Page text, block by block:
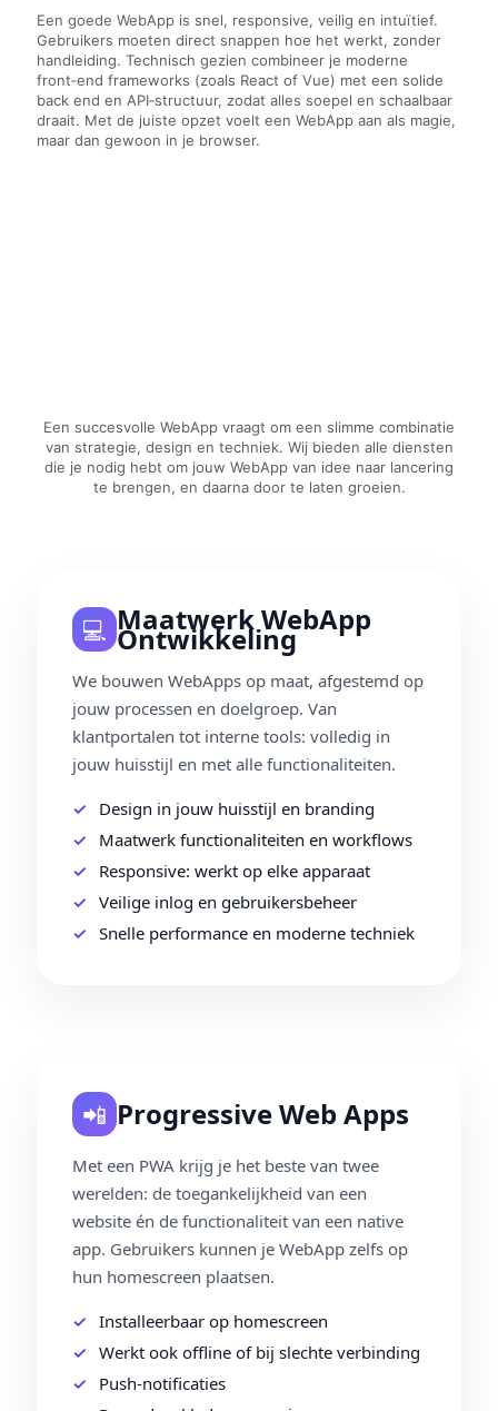
Een goede WebApp is snel, responsive, veilig en intuïtief.
Gebruikers moeten direct snappen hoe het werkt, zonder
handleiding. Technisch gezien combineer je moderne
front‑end frameworks (zoals React of Vue) met een solide
back end en API‑structuur, zodat alles soepel en schaalbaar
draait. Met de juiste opzet voelt een WebApp aan als magie,
maar dan gewoon in je browser.
Een succesvolle WebApp vraagt om een slimme combinatie
van strategie, design en techniek. Wij bieden alle diensten
die je nodig hebt om jouw WebApp van idee naar lancering
te brengen, en daarna door te laten groeien.
💻 Maatwerk WebApp
Ontwikkeling
We bouwen WebApps op maat, afgestemd op
jouw processen en doelgroep. Van
klantportalen tot interne tools: volledig in
jouw huisstijl en met alle functionaliteiten.
Design in jouw huisstijl en branding
Maatwerk functionaliteiten en workflows
Responsive: werkt op elke apparaat
Veilige inlog en gebruikersbeheer
Snelle performance en moderne techniek
📲 Progressive Web Apps
Met een PWA krijg je het beste van twee
werelden: de toegankelijkheid van een
website én de functionaliteit van een native
app. Gebruikers kunnen je WebApp zelfs op
hun homescreen plaatsen.
Installeerbaar op homescreen
Werkt ook offline of bij slechte verbinding
Push‑notificaties